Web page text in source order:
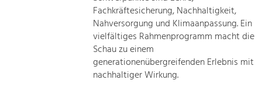
Mobilität & Energie
Klimawandel, öffentlicher Verkehr und
erneuerbare Energie
Steigerung regionaler Wertschöpfung
Fachkräftesicherung, Nachhaltigkeit,
Nahversorgung und Klimaanpassung. Ein
vielfältiges Rahmenprogramm macht die
Schau zu einem
generationenübergreifenden Erlebnis mit
nachhaltiger Wirkung.